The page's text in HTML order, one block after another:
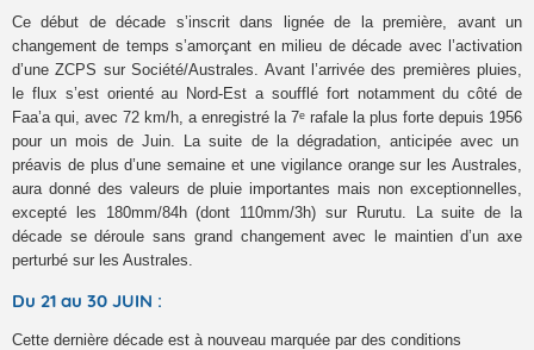
Ce début de décade s’inscrit dans lignée de la première, avantun
changement de tempss’amorçant en milieu de décade avec l’activation
d’une ZCPS sur Société/Australes. Avant l’arrivée des premières pluies
le flux s’est orienté au Nord-Est a souffl é fort notamment du côté de
Faa’a qui avec 72 km/h, a enregistré la 7ᵉ rafale la plus forte depuis 1956
pour un mois de Juin. La suite de la dégradation, anticipéeavec un
préavis de plus d’une semaineet une vigilance orange sur les Australes
aura donné des valeurs de pluie importantes mais non exceptionnelles,
excepté les 180mm/84h (dont 110mm/3h) sur Rurutu.
La suite de la
décade se déroule sans grand changement avec le maintien d’un axe
perturbé sur les Australes.
Du 21 au 30 JUIN :
Cette dernière décade est à nouveau marquée par des conditions